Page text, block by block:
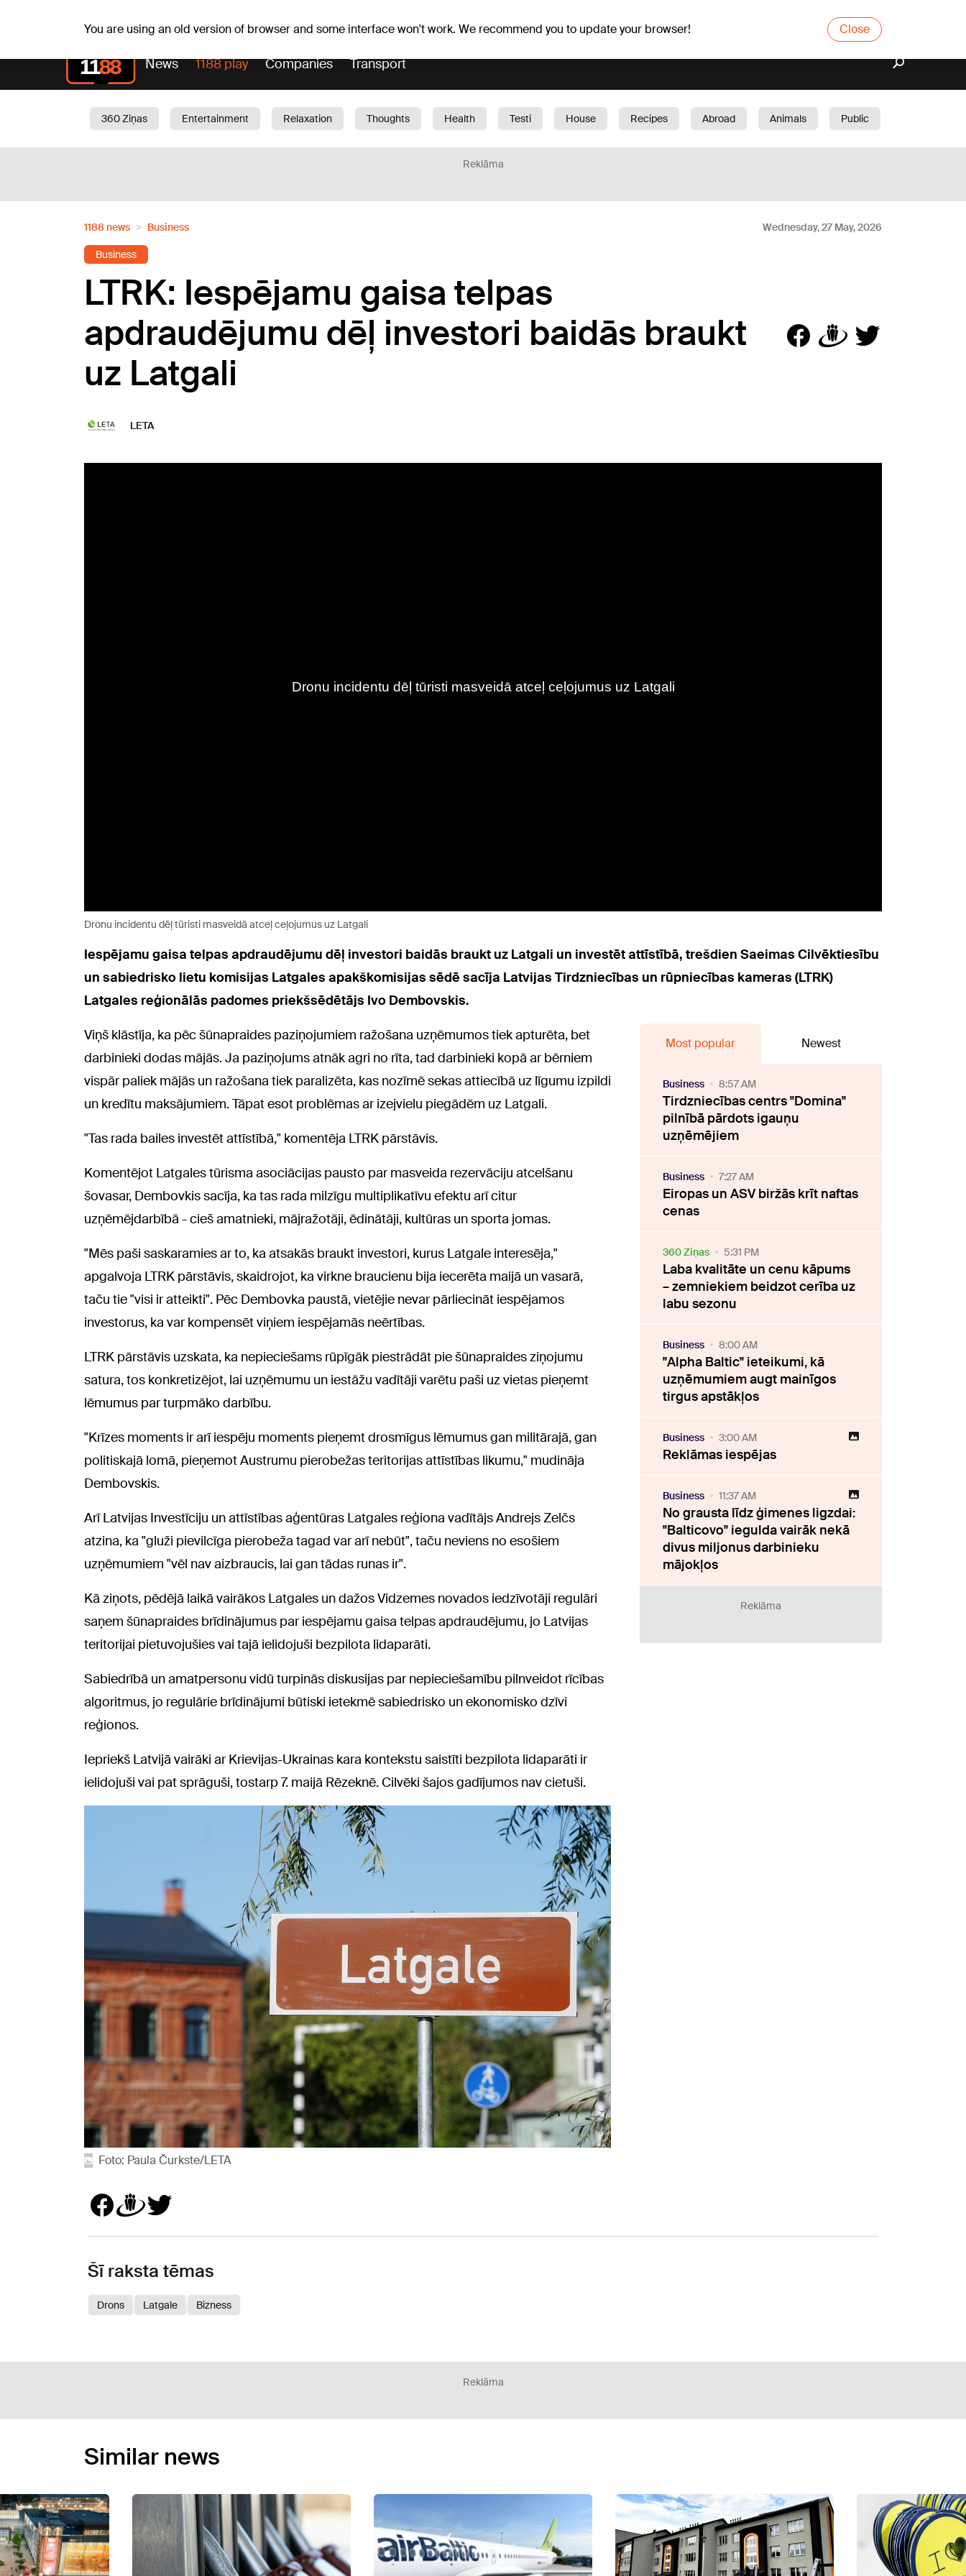
You are using an old version of browser and some interface won't work. We recommend you to update your browser! Close
News 1188 play Companies Transport
360 Ziņas Entertainment Relaxation Thoughts Health Testi House Recipes Abroad Animals
Public
Reklāma
1188 news Business Wednesday, 27 May, 2026
Business
LTRK: Iespējamu gaisa telpas
apdraudējumu dēļ investori baidās braukt
uz Latgali
LETA
Dronu incidentu dēļ tūristi masveidā atceļ ceļojumus uz Latgali
Iespējamu gaisa telpas apdraudējumu dēļ investori baidās braukt uz Latgali un investēt attīstībā, trešdien Saeimas Cilvēktiesību
un sabiedrisko lietu komisijas Latgales apakškomisijas sēdē sacīja Latvijas Tirdzniecības un rūpniecības kameras (LTRK)
Latgales reģionālās padomes priekšsēdētājs Ivo Dembovskis.
Viņš klāstīja, ka pēc šūnapraides paziņojumiem ražošana uzņēmumos tiek apturēta, bet
darbinieki dodas mājās. Ja paziņojums atnāk agri no rīta, tad darbinieki kopā ar bērniem
vispār paliek mājās un ražošana tiek paralizēta, kas nozīmē sekas attiecībā uz līgumu izpildi
un kredītu maksājumiem. Tāpat esot problēmas ar izejvielu piegādēm uz Latgali.
"Tas rada bailes investēt attīstībā," komentēja LTRK pārstāvis.
Komentējot Latgales tūrisma asociācijas pausto par masveida rezervāciju atcelšanu
šovasar, Dembovkis sacīja, ka tas rada milzīgu multiplikatīvu efektu arī citur
uzņēmējdarbībā - cieš amatnieki, mājražotāji, ēdinātāji, kultūras un sporta jomas.
"Mēs paši saskaramies ar to, ka atsakās braukt investori, kurus Latgale interesēja,"
apgalvoja LTRK pārstāvis, skaidrojot, ka virkne braucienu bija iecerēta maijā un vasarā,
taču tie "visi ir atteikti". Pēc Dembovka paustā, vietējie nevar pārliecināt iespējamos
investorus, ka var kompensēt viņiem iespējamās neērtības.
LTRK pārstāvis uzskata, ka nepieciešams rūpīgāk piestrādāt pie šūnapraides ziņojumu
satura, tos konkretizējot, lai uzņēmumu un iestāžu vadītāji varētu paši uz vietas pieņemt
lēmumus par turpmāko darbību.
"Krīzes moments ir arī iespēju moments pieņemt drosmīgus lēmumus gan militārajā, gan
politiskajā lomā, pieņemot Austrumu pierobežas teritorijas attīstības likumu," mudināja
Dembovskis.
Arī Latvijas Investīciju un attīstības aģentūras Latgales reģiona vadītājs Andrejs Zelčs
atzina, ka "gluži pievilcīga pierobeža tagad var arī nebūt", taču neviens no esošiem
uzņēmumiem "vēl nav aizbraucis, lai gan tādas runas ir".
Kā ziņots, pēdējā laikā vairākos Latgales un dažos Vidzemes novados iedzīvotāji regulāri
saņem šūnapraides brīdinājumus par iespējamu gaisa telpas apdraudējumu, jo Latvijas
teritorijai pietuvojušies vai tajā ielidojuši bezpilota lidaparāti.
Sabiedrībā un amatpersonu vidū turpinās diskusijas par nepieciešamību pilnveidot rīcības
algoritmus, jo regulārie brīdinājumi būtiski ietekmē sabiedrisko un ekonomisko dzīvi
reģionos.
Iepriekš Latvijā vairāki ar Krievijas-Ukrainas kara kontekstu saistīti bezpilota lidaparāti ir
ielidojuši vai pat sprāguši, tostarp 7. maijā Rēzeknē. Cilvēki šajos gadījumos nav cietuši.
Foto: Paula Čurkste/LETA
Most popular Newest
Business 8:57 AM
Tirdzniecības centrs "Domina"
pilnībā pārdots igauņu
uzņēmējiem
Business 7:27 AM
Eiropas un ASV biržās krīt naftas
cenas
360 Ziņas 5:31 PM
Laba kvalitāte un cenu kāpums
– zemniekiem beidzot cerība uz
labu sezonu
Business 8:00 AM
"Alpha Baltic" ieteikumi, kā
uzņēmumiem augt mainīgos
tirgus apstākļos
Business 3:00 AM
Reklāmas iespējas
Business 11:37 AM
No grausta līdz ģimenes ligzdai:
"Balticovo" iegulda vairāk nekā
divus miljonus darbinieku
mājokļos
Reklāma
Šī raksta tēmas
Drons Latgale Bizness
Reklāma
Similar news